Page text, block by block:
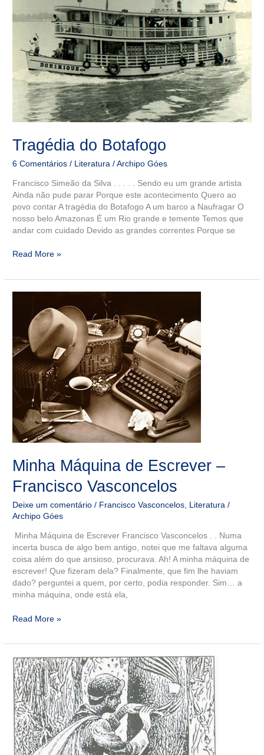
Tragédia do Botafogo
6 Comentários / Literatura /Archipo Góes
Francisco Simeão da Silva . . . . . Sendo eu um grande artista
Ainda não pude parar Porque este acontecimento Quero ao
povo contar A tragédia do Botafogo A um barco a Naufragar O
nosso belo Amazonas É um Rio grande e temente Temos que
andar com cuidado Devido as grandes correntes Porque se
Read More »
Minha Máquina de Escrever –
Francisco Vasconcelos
Deixe um comentário / Francisco Vasconcelos, Literatura /
Archipo Góes
Minha Máquina de Escrever Francisco Vasconcelos . . Numa
incerta busca de algo bem antigo, notei que me faltava alguma
coisa além do que ansioso, procurava. Ah! A minha máquina de
escrever! Que fizeram dela? Finalmente, que fim lhe haviam
dado? perguntei a quem, por certo, podia responder. Sim… a
minha máquina, onde está ela,
Máquina
Escrever
Francisco
Vasconcelos
Read More »
Zeca-
Dama
–
Erasmo
Linhares